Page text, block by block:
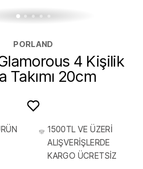
PORLAND
4 Kişilik
Takımı 20cm
1500TL VE ÜZERİ
ALIŞVERİŞLERDE
KARGO ÜCRETSİZ